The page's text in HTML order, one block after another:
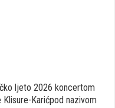
ljeto 2026 koncertom
Karićpod nazivom